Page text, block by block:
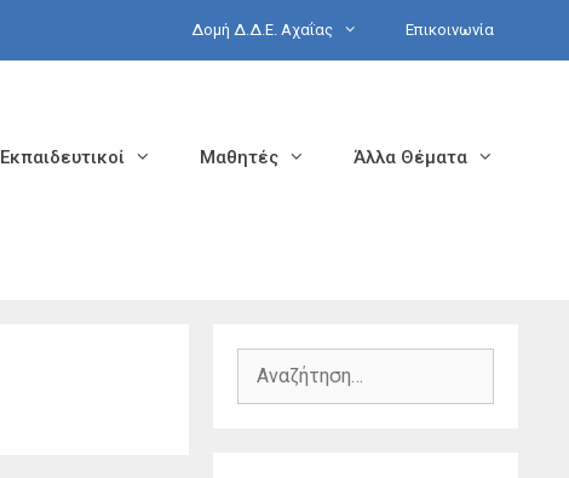
Δομή Δ.Δ.Ε. Αχαΐας Επικοινωνία
Εκπαιδευτικοί Μαθητές Άλλα Θέματα
Αναζήτηση